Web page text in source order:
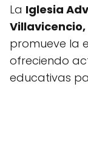
La Iglesia
Villavicencio,
promueve la
ofreciendo
educativas